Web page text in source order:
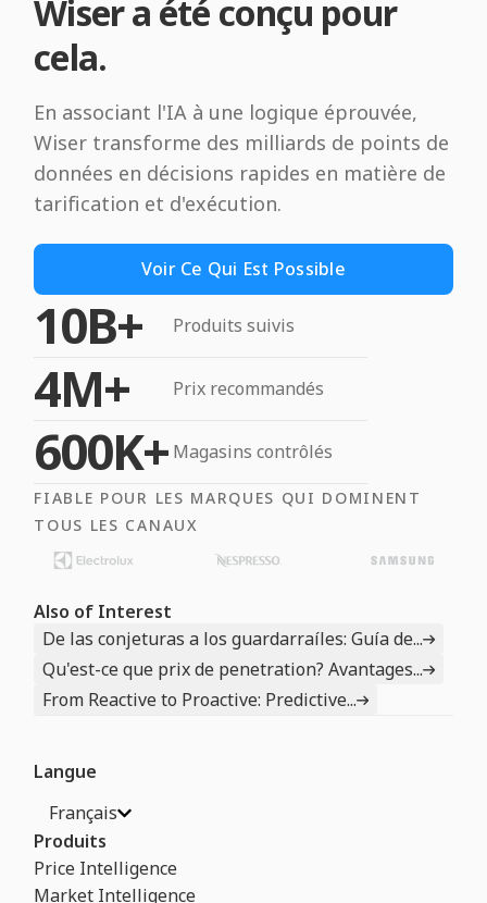
Wiser a été conçu pour
cela.
En associant l'IA à une logique éprouvée,
Wiser transforme des milliards de points de
données en décisions rapides en matière de
tarification et d'exécution.
Voir Ce Qui Est Possible
10B+ Produits suivis
4M+ Prix recommandés
600K+ Magasins contrôlés
FIABLE POUR LES MARQUES QUI DOMINENT
TOUS LES CANAUX
Also of Interest
De las conjeturas a los guardarraíles: Guía de...
Qu'est-ce que prix de penetration? Avantages...
From Reactive to Proactive: Predictive...
Langue
Français
Produits
Price Intelligence
Market Intelligence